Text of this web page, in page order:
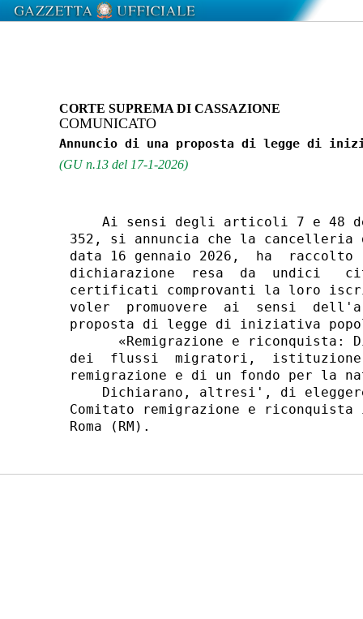
CORTE SUPREMA DI CASSAZIONE
COMUNICATO
(GU n.13 del 17-1-2026)
Ai sensi degli articoli 7 e 48
352, si annuncia che la
data 16 gennaio 2026,  ha
dichiarazione  resa  da  undici
certificati comprovanti la loro
voler  promuovere  ai  sensi
proposta di legge di iniziativa
«Remigrazione e riconquista:
dei  flussi  migratori,  istituzione
remigrazione e di un fondo per
Dichiarano, altresi', di
Comitato remigrazione e